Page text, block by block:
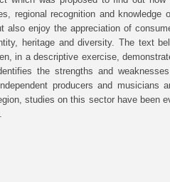
regional recognition and
also enjoy the appreciation of
heritage and diversity. The text
in a descriptive exercise,
the strengths and
producers and musicians
studies on this sector have been